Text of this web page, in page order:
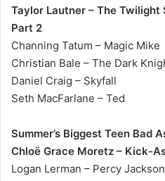
Taylor Lautner – The Twilight
Part 2
Channing Tatum – Magic Mike
Christian Bale – The Dark
Daniel Craig – Skyfall
Seth MacFarlane – Ted
Summer’s Biggest Teen Bad
Chloë Grace Moretz – Kick-
Logan Lerman – Percy